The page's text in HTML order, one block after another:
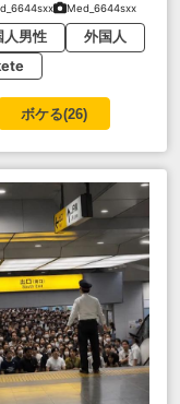
Med_6644sxx
人男性
外国人
ボケる(26)